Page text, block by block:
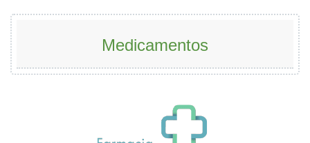
Medicamentos